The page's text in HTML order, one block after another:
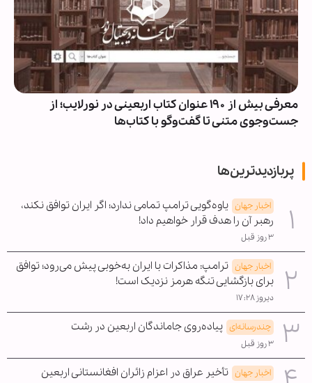
معرفی بیش از ۱۹۰ عنوان کتاب اربعینی در نورلایب؛ از
جست‌وجوی متنی تا گفت‌وگو با کتاب‌ها
پربازدیدترین‌ها
اخبار جهان یاوه‌گویی ترامپ تمامی ندارد؛ اگر ایران توافق نکند،
رهبر آن را هدف قرار خواهیم داد!
۳ روز قبل
اخبار جهان ترامپ: مذاکرات با ایران به‌خوبی پیش می‌رود؛ توافق
برای بازگشایی تنگه هرمز نزدیک است!
دیروز ۱۷:۲۸
چندرسانه‌ای پیاده‌روی جاماندگان اربعین در رشت
۳ روز قبل
اخبار جهان تأخیر عراق در اعزام زائران افغانستانی اربعین